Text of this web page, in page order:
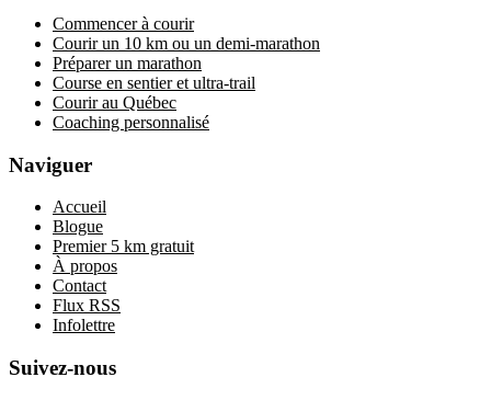
Commencer à courir
Courir un 10 km ou un demi-marathon
Préparer un marathon
Course en sentier et ultra-trail
Courir au Québec
Coaching personnalisé
Naviguer
Accueil
Blogue
Premier 5 km gratuit
À propos
Contact
Flux RSS
Infolettre
Suivez-nous